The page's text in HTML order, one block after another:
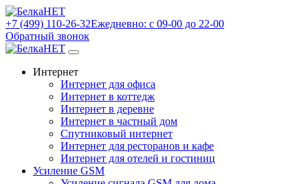
+7 (499) 110-26-32Ежедневно: с 09-00 до 22-00
Обратный звонок
Интернет
Интернет для офиса
Интернет в коттедж
Интернет в деревне
Интернет в частный дом
Спутниковый интернет
Интернет для ресторанов и кафе
Интернет для отелей и гостиниц
Усиление GSM